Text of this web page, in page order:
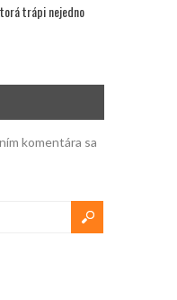
trápi nejedno
komentára sa